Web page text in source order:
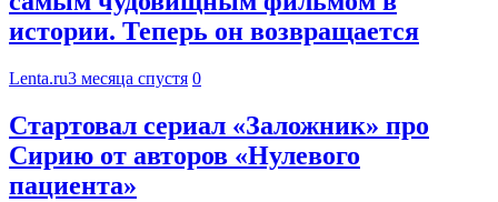
истории. Теперь он возвращается
Lenta.ru3 месяца спустя 0
Стартовал сериал «Заложник» про
Сирию от авторов «Нулевого
пациента»